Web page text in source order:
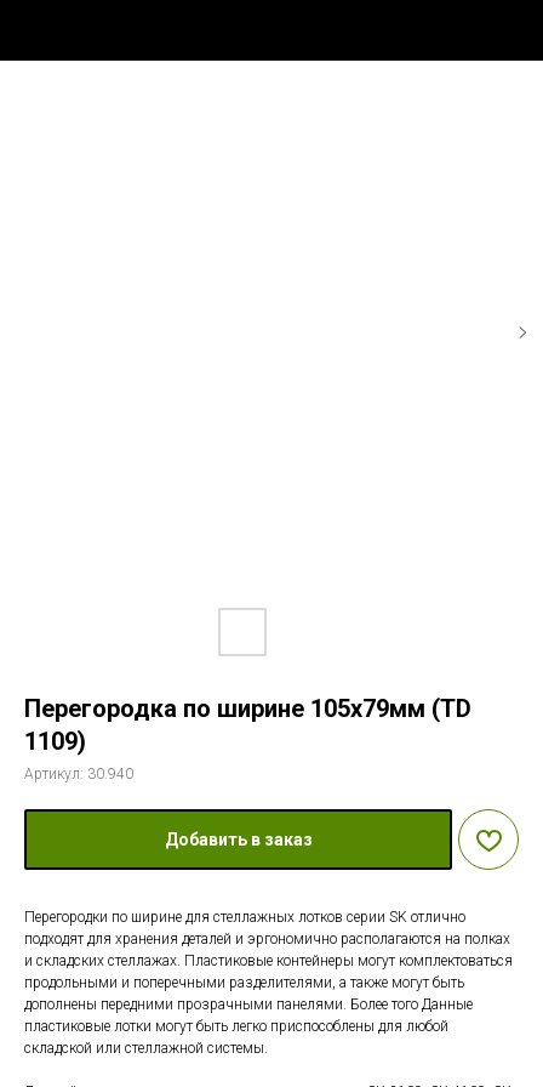
Перегородка по ширине 105х79мм (TD
1109)
Артикул: 30.940
Добавить в заказ
Перегородки по ширине для стеллажных лотков серии SK отлично
подходят для хранения деталей и эргономично располагаются на полках
и складских стеллажах. Пластиковые контейнеры могут комплектоваться
продольными и поперечными разделителями, а также могут быть
дополнены передними прозрачными панелями. Более того Данные
пластиковые лотки могут быть легко приспособлены для любой
складской или стеллажной системы.